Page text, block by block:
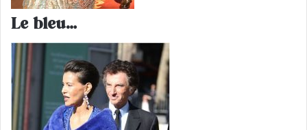
Le bleu…